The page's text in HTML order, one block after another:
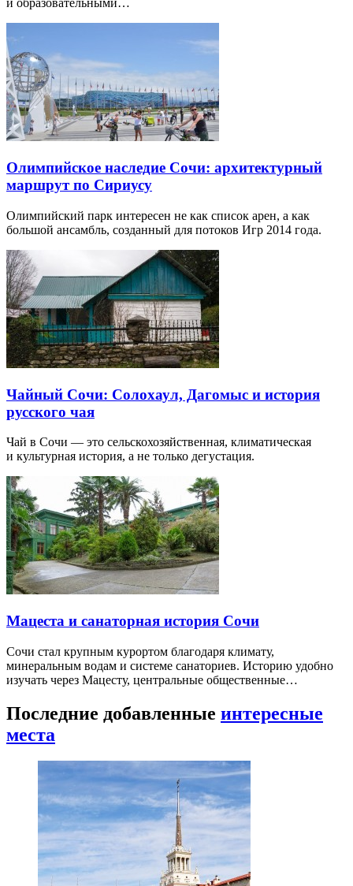
и образовательными…
Олимпийское наследие Сочи: архитектурный
маршрут по Сириусу
Олимпийский парк интересен не как список арен, а как
большой ансамбль, созданный для потоков Игр 2014 года.
Чайный Сочи: Солохаул, Дагомыс и история
русского чая
Чай в Сочи — это сельскохозяйственная, климатическая
и культурная история, а не только дегустация.
Мацеста и санаторная история Сочи
Сочи стал крупным курортом благодаря климату,
минеральным водам и системе санаториев. Историю удобно
изучать через Мацесту, центральные общественные…
Последние добавленные интересные
места